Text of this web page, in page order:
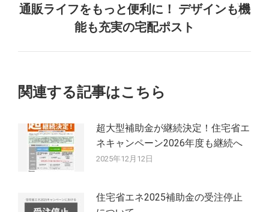
ビ
シ
ョ
ン
稿:
次
の
通販ライフをもっと便利に！ デザインも機
能も充実の宅配ポスト
関連する記事はこちら
超大型補助金が継続決定！住宅省エ
ネキャンペーン2026年度も継続へ
2025年12月12日
住宅省エネ2025補助金の受注停止